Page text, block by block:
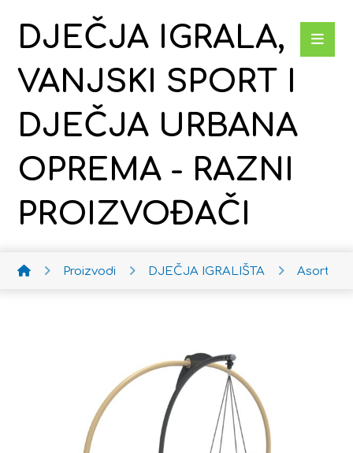
DJEČJA IGRALA,
VANJSKI SPORT I
DJEČJA URBANA
OPREMA - RAZNI
PROIZVOĐAČI
Proizvodi DJEČJA IGRALIŠTA